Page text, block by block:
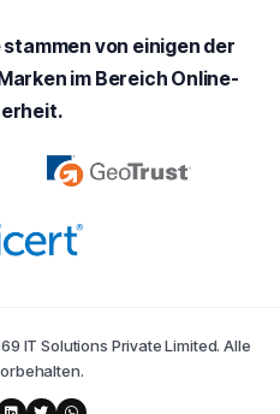
von einigen der
im Bereich Online-
IT Solutions Private Limited. Alle